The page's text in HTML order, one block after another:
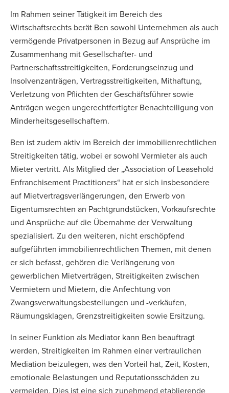
Im Rahmen seiner Tätigkeit im Bereich des
Wirtschaftsrechts berät Ben sowohl Unternehmen als auch
vermögende Privatpersonen in Bezug auf Ansprüche im
Zusammenhang mit Gesellschafter- und
Partnerschaftsstreitigkeiten, Forderungseinzug und
Insolvenzanträgen, Vertragsstreitigkeiten, Mithaftung,
Verletzung von Pflichten der Geschäftsführer sowie
Anträgen wegen ungerechtfertigter Benachteiligung von
Minderheitsgesellschaftern.
Ben ist zudem aktiv im Bereich der immobilienrechtlichen
Streitigkeiten tätig, wobei er sowohl Vermieter als auch
Mieter vertritt. Als Mitglied der „Association of Leasehold
Enfranchisement Practitioners“ hat er sich insbesondere
auf Mietvertragsverlängerungen, den Erwerb von
Eigentumsrechten an Pachtgrundstücken, Vorkaufsrechte
und Ansprüche auf die Übernahme der Verwaltung
spezialisiert. Zu den weiteren, nicht erschöpfend
aufgeführten immobilienrechtlichen Themen, mit denen
er sich befasst, gehören die Verlängerung von
gewerblichen Mietverträgen, Streitigkeiten zwischen
Vermietern und Mietern, die Anfechtung von
Zwangsverwaltungsbestellungen und -verkäufen,
Räumungsklagen, Grenzstreitigkeiten sowie Ersitzung.
In seiner Funktion als Mediator kann Ben beauftragt
werden, Streitigkeiten im Rahmen einer vertraulichen
Mediation beizulegen, was den Vorteil hat, Zeit, Kosten,
emotionale Belastungen und Reputationsschäden zu
vermeiden. Dies ist eine sich zunehmend etablierende